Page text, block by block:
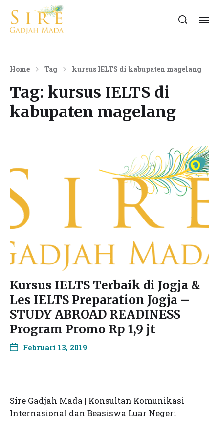
Home Tag kursus IELTS di kabupaten magelang
Tag: kursus IELTS di
kabupaten magelang
Kursus IELTS Terbaik di Jogja &
Les IELTS Preparation Jogja –
STUDY ABROAD READINESS
Program Promo Rp 1,9 jt
Februari 13, 2019
Sire Gadjah Mada | Konsultan Komunikasi
Internasional dan Beasiswa Luar Negeri